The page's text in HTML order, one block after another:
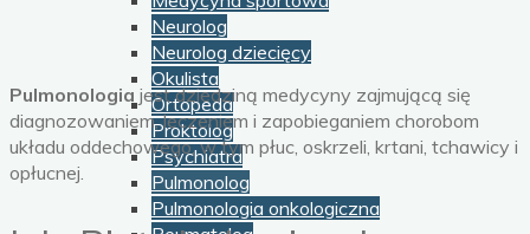
Neurolog
Neurolog dziecięcy
Okulista
Ortopeda
Proktolog
Psychiatra
Pulmonolog
Pulmonologia onkologiczna
Pulmonologia jest dziedziną medycyny zajmującą się
diagnozowaniem, leczeniem i zapobieganiem chorobom
układu oddechowego, w tym płuc, oskrzeli, krtani, tchawicy i
opłucnej.